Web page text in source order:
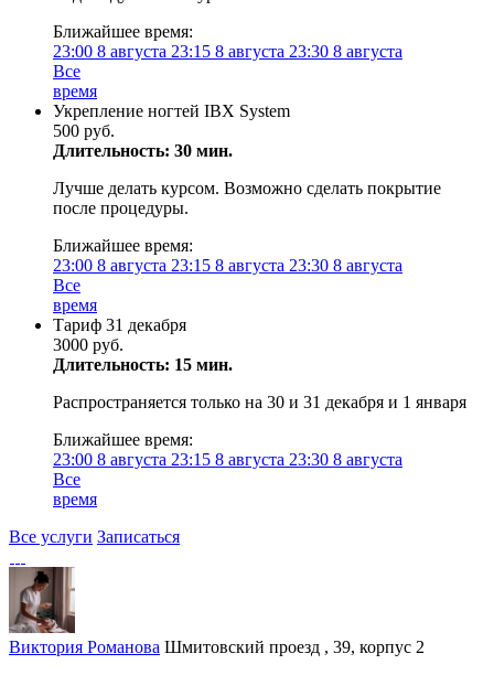
Ближайшее время:
23:00 8 августа 23:15 8 августа 23:30 8 августа
Все
время
Укрепление ногтей IBX System
500 руб.
Длительность: 30 мин.
Лучше делать курсом. Возможно сделать покрытие
после процедуры.
Ближайшее время:
23:00 8 августа 23:15 8 августа 23:30 8 августа
Все
время
Тариф 31 декабря
3000 руб.
Длительность: 15 мин.
Распространяется только на 30 и 31 декабря и 1 января
Ближайшее время:
23:00 8 августа 23:15 8 августа 23:30 8 августа
Все
время
Все услуги Записаться
Виктория Романова Шмитовский проезд , 39, корпус 2